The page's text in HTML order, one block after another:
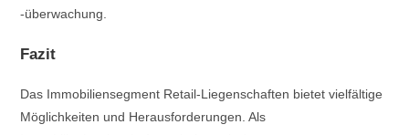
-überwachung.
Fazit
Das Immobiliensegment Retail-Liegenschaften bietet vielfältige
Möglichkeiten und Herausforderungen. Als